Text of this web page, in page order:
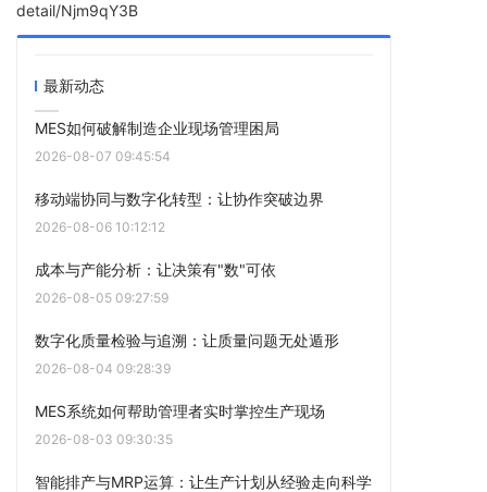
detail/Njm9qY3B
最新动态
MES如何破解制造企业现场管理困局
2026-08-07 09:45:54
移动端协同与数字化转型：让协作突破边界
2026-08-06 10:12:12
成本与产能分析：让决策有"数"可依
2026-08-05 09:27:59
数字化质量检验与追溯：让质量问题无处遁形
2026-08-04 09:28:39
MES系统如何帮助管理者实时掌控生产现场
2026-08-03 09:30:35
智能排产与MRP运算：让生产计划从经验走向科学